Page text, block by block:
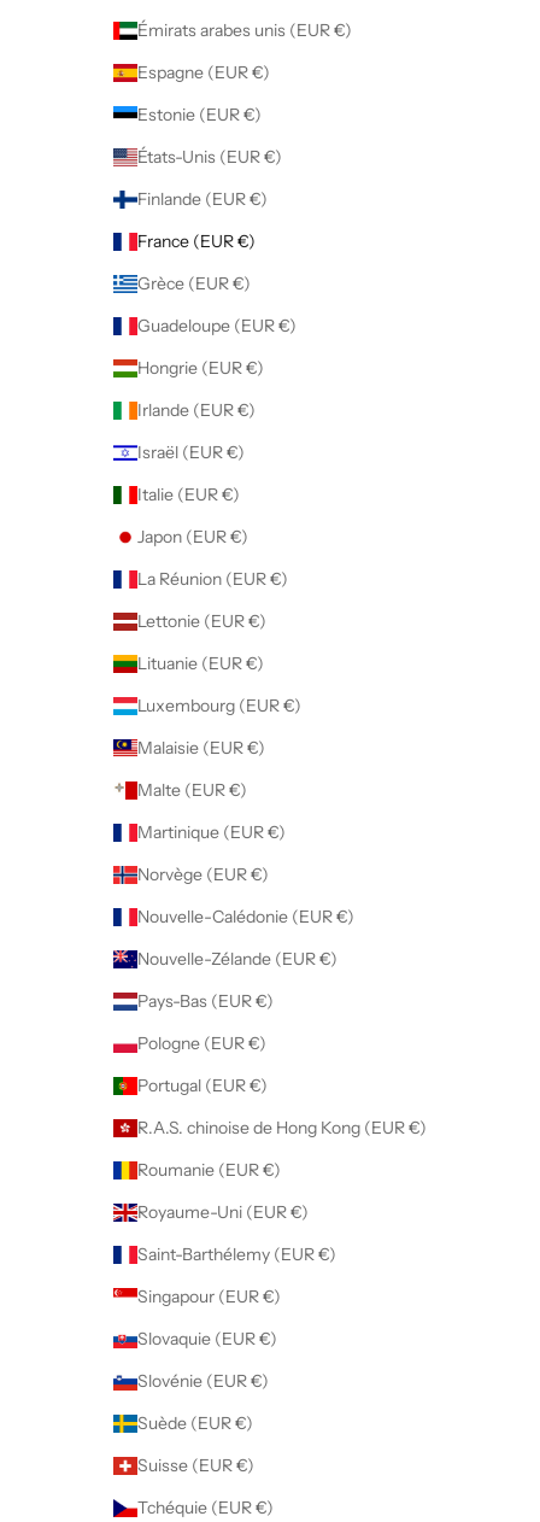
Émirats arabes unis (EUR €)
Espagne (EUR €)
Estonie (EUR €)
États-Unis (EUR €)
Finlande (EUR €)
France (EUR €)
Grèce (EUR €)
Guadeloupe (EUR €)
Hongrie (EUR €)
Irlande (EUR €)
Israël (EUR €)
Italie (EUR €)
Japon (EUR €)
La Réunion (EUR €)
Lettonie (EUR €)
Lituanie (EUR €)
Luxembourg (EUR €)
Malaisie (EUR €)
Malte (EUR €)
Martinique (EUR €)
Norvège (EUR €)
Nouvelle-Calédonie (EUR €)
Nouvelle-Zélande (EUR €)
Pays-Bas (EUR €)
Pologne (EUR €)
Portugal (EUR €)
R.A.S. chinoise de Hong Kong (EUR €)
Roumanie (EUR €)
Royaume-Uni (EUR €)
Saint-Barthélemy (EUR €)
Singapour (EUR €)
Slovaquie (EUR €)
Slovénie (EUR €)
Suède (EUR €)
Suisse (EUR €)
Tchéquie (EUR €)